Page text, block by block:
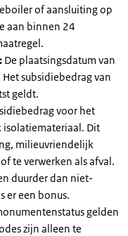
of aansluiting op
aan binnen 24
De plaatsingsdatum van
subsidiebedrag van
geldt.
voor het
Dit
milieuvriendelijk
te verwerken als afval.
duurder dan niet-
er een bonus.
gelden
zijn alleen te